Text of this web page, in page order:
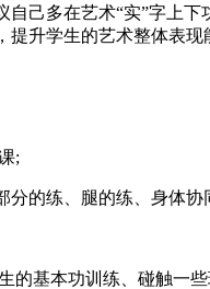
自己多在艺术“实”字上
提升学生的艺术整体表
;
的练、腿的练、身体协
的基本功训练、碰触一些